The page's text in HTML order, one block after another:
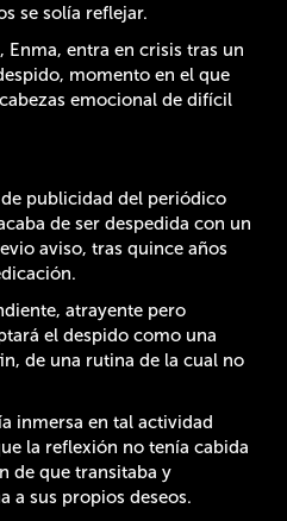
se solía reflejar.
Enma, entra en crisis tras un
momento en el que
emocional de difícil
publicidad del periódico
de ser despedida con un
aviso, tras quince años
atrayente pero
el despido como una
de una rutina de la cual no
inmersa en tal actividad
la reflexión no tenía cabida
de que transitaba y
a sus propios deseos.